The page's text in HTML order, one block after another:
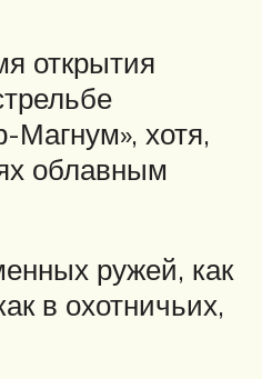
открытия
Магнум», хотя,
облавным
ружей, как
в охотничьих,